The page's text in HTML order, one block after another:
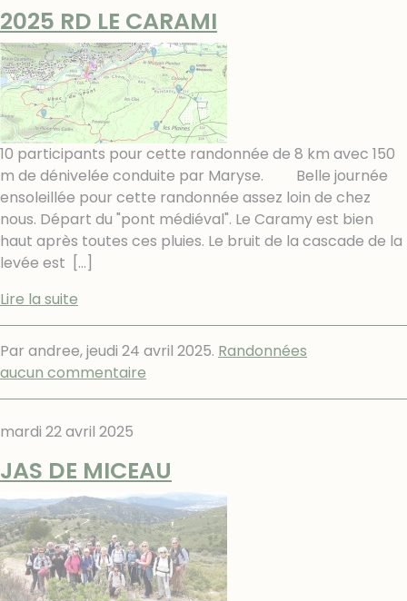
2025 RD LE CARAMI
10 participants pour cette randonnée de 8 km avec 150
m de dénivelée conduite par Maryse. Belle journée
ensoleillée pour cette randonnée assez loin de chez
nous. Départ du "pont médiéval". Le Caramy est bien
haut après toutes ces pluies. Le bruit de la cascade de la
levée est
[…]
Lire la suite
Par andree,jeudi 24 avril 2025. Randonnées
aucun commentaire
mardi 22 avril 2025
JAS DE MICEAU